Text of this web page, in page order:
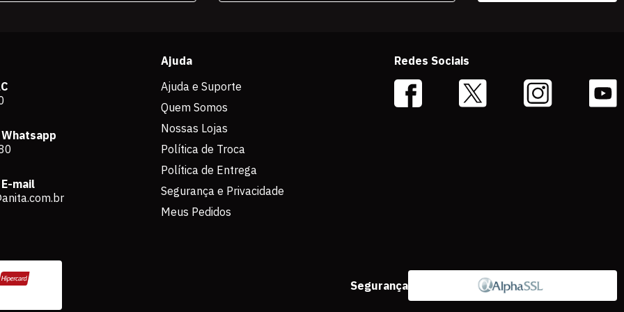
mail
Ajuda
Ajuda e Suporte
Quem Somos
Nossas Lojas
Política de Troca
Política de Entrega
Segurança e Privacidade
Meus Pedidos
Redes Sociais
Segurança